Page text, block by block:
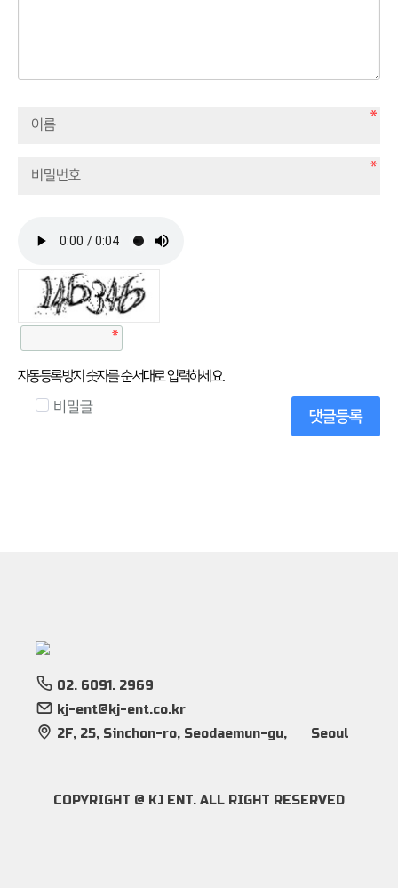
자동등록방지 숫자를 순서대로 입력하세요.
비밀글 댓글등록
02. 6091. 2969
kj-ent@kj-ent.co.kr
2F, 25, Sinchon-ro, Seodaemun-gu,
Seoul
COPYRIGHT @ KJ ENT. ALL RIGHT RESERVED